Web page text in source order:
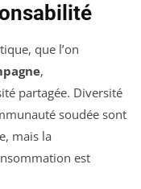
que l’on
,
partagée. Diversité
soudée sont
mais la
est